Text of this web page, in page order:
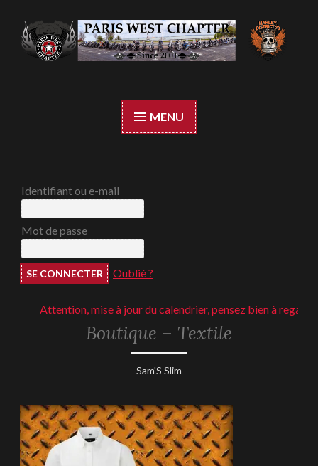
Accéder
au
contenu
MENU
Identifiant ou e-mail
Mot de passe
Oublié ?
Attention, mise à jour du calendrier, pensez bien à regarder
Boutique – Textile
13
Sam'S Slim